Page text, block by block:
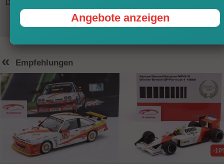
Dieser Artikel ist in unserem Ladengeschäft in Adenau / Eifel
« Empfehlungen
-
Angebote anzeigen